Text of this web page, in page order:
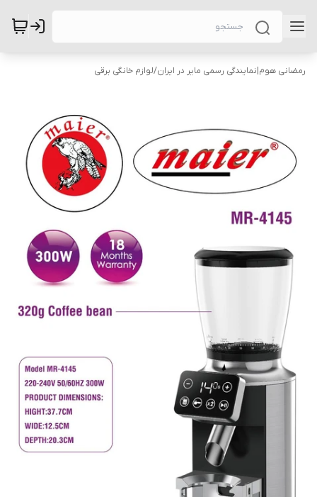
رمضانی هوم|نمایندگی رسمی مایر در ایران/لوازم خانگی برقی